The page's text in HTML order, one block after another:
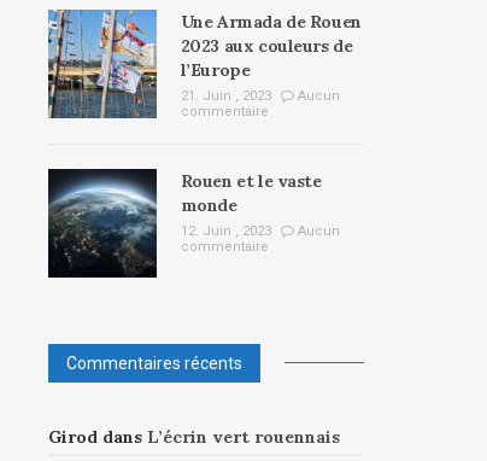
Une Armada de Rouen
2023 aux couleurs de
l’Europe
21. Juin , 2023
Aucun
commentaire
Rouen et le vaste
monde
12. Juin , 2023
Aucun
commentaire
Commentaires récents
Giroddans L’écrin vert rouennais